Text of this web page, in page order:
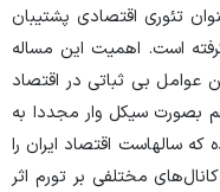
تئوری اقتصادی پشتیبان
است. اهمیت این مساله
عوامل بی ثباتی در اقتصاد
بصورت سیکل وار مجددا به
که سالهاست اقتصاد ایران را
مختلفی بر تورم اثر